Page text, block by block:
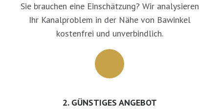
Sie brauchen eine Einschätzung? Wir analysieren
Ihr Kanalproblem in der Nähe von Bawinkel
kostenfrei und unverbindlich.
2. GÜNSTIGES ANGEBOT